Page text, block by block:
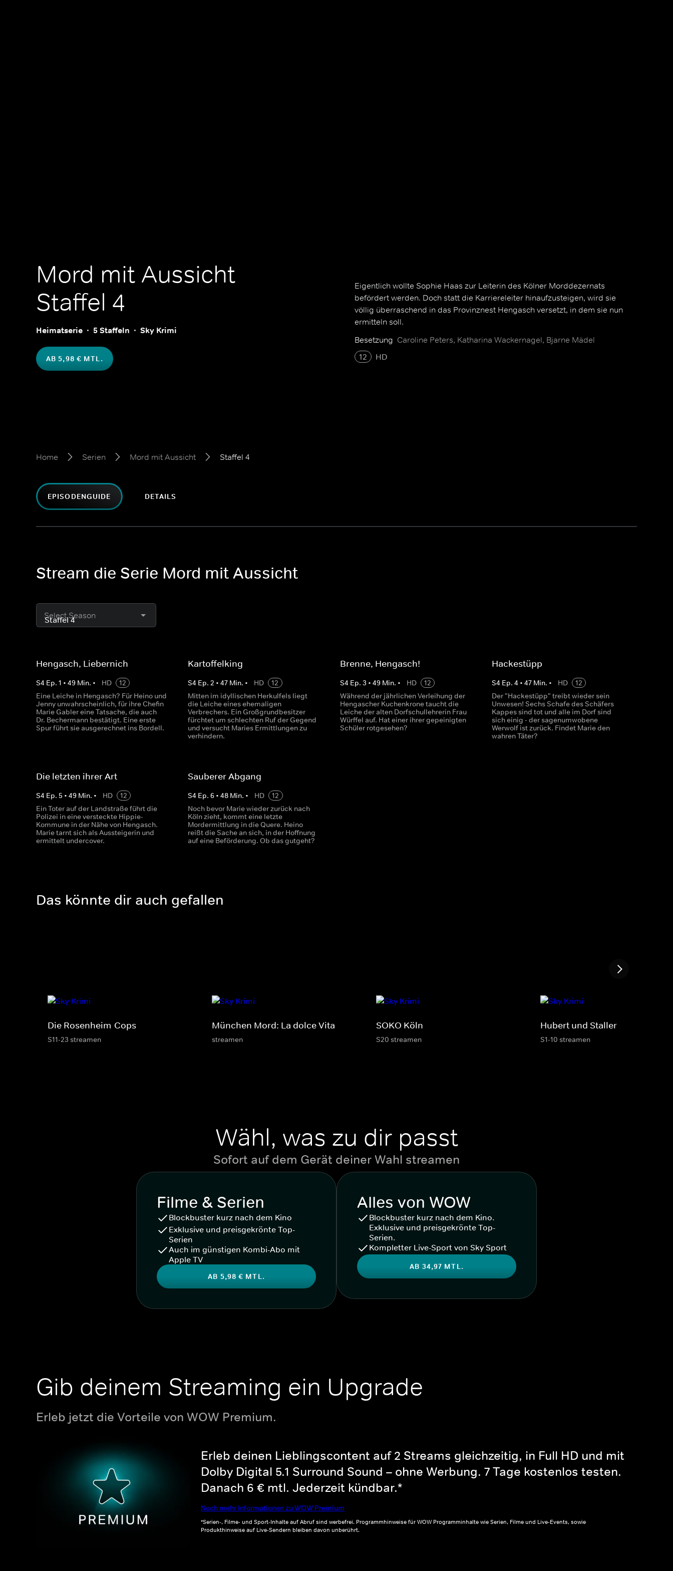
Mord mit Aussicht
Staffel 4
Heimatserie 5 Staffeln Sky Krimi
AB 5,98 € MTL.
Eigentlich wollte Sophie Haas zur Leiterin des Kölner Morddezernats
befördert werden. Doch statt die Karriereleiter hinaufzusteigen, wird sie
völlig überraschend in das Provinznest Hengasch versetzt, in dem sie nun
ermitteln soll.
Besetzung Caroline Peters, Katharina Wackernagel, Bjarne Mädel
12
HD
Home Serien Mord mit Aussicht Staffel 4
EPISODENGUIDE DETAILS
Stream die Serie Mord mit Aussicht
Select Season
Hengasch, Liebernich
S4 Ep. 1 • 49 Min. • HD
12
Eine Leiche in Hengasch? Für Heino und
Jenny unwahrscheinlich, für ihre Chefin
Marie Gabler eine Tatsache, die auch
Dr. Bechermann bestätigt. Eine erste
Spur führt sie ausgerechnet ins Bordell.
Kartoffelking
S4 Ep.2 •47 Min. • HD
12
Mitten im idyllischen Herkulfels liegt
die Leiche eines ehemaligen
Verbrechers. Ein Großgrundbesitzer
fürchtet um schlechten Ruf der Gegend
und versucht Maries Ermittlungen zu
verhindern.
Brenne, Hengasch!
S4 Ep. 3 • 49Min. • HD
12
Während der jährlichen Verleihung der
Hengascher Kuchenkrone taucht die
Leiche der alten Dorfschullehrerin Frau
Würffel auf. Hat einer ihrer gepeinigten
Schüler rotgesehen?
Hackestüpp
S4 Ep. 4 • 47Min. • HD
12
Der "Hackestüpp" treibt wieder sein
Unwesen! Sechs Schafe des Schäfers
Kappes sind tot und alle im Dorf sind
sich einig - der sagenumwobene
Werwolf ist zurück. Findet Marie den
wahren Täter?
Die letzten ihrer Art
S4 Ep. 5 • 49 Min. • HD
12
Ein Toter auf der Landstraße führt die
Polizei in eine versteckte Hippie-
Kommune in der Nähe von Hengasch.
Marie tarnt sich als Aussteigerin und
ermittelt undercover.
Sauberer Abgang
S4 Ep.6 •48 Min. • HD
12
Noch bevor Marie wieder zurück nach
Köln zieht, kommt eine letzte
Mordermittlung in die Quere. Heino
reißt die Sache an sich, in der Hoffnung
auf eine Beförderung. Ob das gutgeht?
Das könnte dir auch gefallen
Die Rosenheim-Cops
S11-23 streamen
München Mord: La dolce Vita
streamen
SOKO Köln
S20 streamen
Hubert und Staller
S1-10 streamen
Wähl, was zu dir passt
Sofort auf dem Gerät deiner Wahl streamen
Filme & Serien
Blockbuster kurz nach dem Kino
Exklusive und preisgekrönte Top-
Serien
Auch im günstigen Kombi-Abo mit
Apple TV
AB 5,98 € MTL.
Alles von WOW
Blockbuster kurz nach dem Kino.
Exklusive und preisgekrönte Top-
Serien.
Kompletter Live-Sport von Sky Sport
AB 34,97 MTL.
Gib deinem Streaming ein Upgrade
Erleb jetzt die Vorteile von WOW Premium.
Erleb deinen Lieblingscontent auf 2 Streams gleichzeitig, in Full HD und mit
Dolby Digital 5.1 Surround Sound – ohne Werbung. 7 Tage kostenlos testen.
Danach 6 € mtl. Jederzeit kündbar.*
Noch mehr Informationen zu WOW Premium
*Serien-, Filme- und Sport-Inhalte auf Abruf sind werbefrei. Programmhinweise für WOW Programminhalte wie Serien, Filme und Live-Events, sowie
Produkthinweise auf Live-Sendern bleiben davon unberührt.